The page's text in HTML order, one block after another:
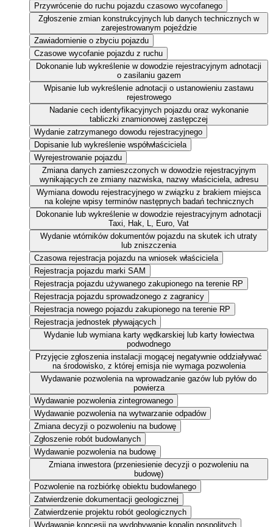
Przywrócenie do ruchu pojazdu czasowo wycofanego
Zgłoszenie zmian konstrukcyjnych lub danych technicznych w
zarejestrowanym pojeździe
Zawiadomienie o zbyciu pojazdu
Czasowe wycofanie pojazdu z ruchu
Dokonanie lub wykreślenie w dowodzie rejestracyjnym adnotacji
o zasilaniu gazem
Wpisanie lub wykreślenie adnotacji o ustanowieniu zastawu
rejestrowego
Nadanie cech identyfikacyjnych pojazdu oraz wykonanie
tabliczki znamionowej zastępczej
Wydanie zatrzymanego dowodu rejestracyjnego
Dopisanie lub wykreślenie współwłaściciela
Wyrejestrowanie pojazdu
Zmiana danych zamieszczonych w dowodzie rejestracyjnym
wynikających ze zmiany nazwiska, nazwy właściciela, adresu
Wymiana dowodu rejestracyjnego w związku z brakiem miejsca
na kolejne wpisy terminów następnych badań technicznych
Dokonanie lub wykreślenie w dowodzie rejestracyjnym adnotacji
Taxi, Hak, L, Euro, Vat
Wydanie wtórników dokumentów pojazdu na skutek ich utraty
lub zniszczenia
Czasowa rejestracja pojazdu na wniosek właściciela
Rejestracja pojazdu marki SAM
Rejestracja pojazdu używanego zakupionego na terenie RP
Rejestracja pojazdu sprowadzonego z zagranicy
Rejestracja nowego pojazdu zakupionego na terenie RP
Rejestracja jednostek pływających
Wydanie lub wymiana karty wędkarskiej lub karty łowiectwa
podwodnego
Przyjęcie zgłoszenia instalacji mogącej negatywnie oddziaływać
na środowisko, z której emisja nie wymaga pozwolenia
Wydawanie pozwolenia na wprowadzanie gazów lub pyłów do
powierza
Wydawanie pozwolenia zintegrowanego
Wydawanie pozwolenia na wytwarzanie odpadów
Zmiana decyzji o pozwoleniu na budowę
Zgłoszenie robót budowlanych
Wydawanie pozwolenia na budowę
Zmiana inwestora (przeniesienie decyzji o pozwoleniu na
budowę)
Pozwolenie na rozbiórkę obiektu budowlanego
Zatwierdzenie dokumentacji geologicznej
Zatwierdzenie projektu robót geologicznych
Wydawanie koncesji na wydobywanie kopalin pospolitych